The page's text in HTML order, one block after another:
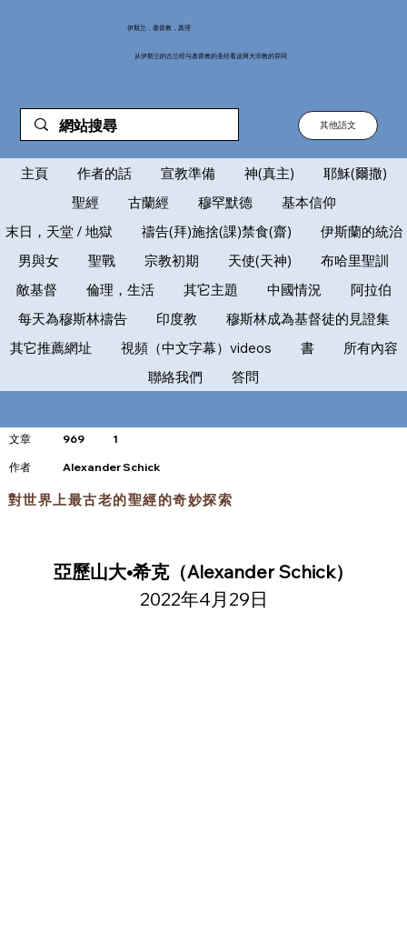
伊斯兰，基督教，真理
从伊斯兰的古兰经与基督教的圣经看这两大宗教的异同
其他語文
主頁 作者的話 宣教準備 神(真主)
耶穌(爾撒)
聖經
古蘭經 穆罕默德
基本信仰
末日，天堂 / 地獄
禱告(拜)施捨(課)禁食(齋)
伊斯蘭的統治
男與女
聖戰 宗教初期 天使(天神)
布哈里聖訓
敵基督
倫理，生活 其它主題 中國情況
阿拉伯
每天為穆斯林禱告
印度教
穆斯林成為基督徒的見證集
其它推薦網址
視頻（中文字幕）videos 書
所有內容
聯絡我們
答問
文章 969 1
​作者 Alexander Schick
對世界上最古老的聖經的奇妙探索
亞歷山大•希克（Alexander Schick）
2022年4月29日